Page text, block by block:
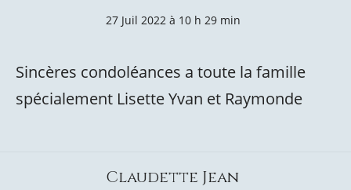
27 Juil 2022 à 10 h 29 min
Sincères condoléances a toute la famille
spécialement Lisette Yvan et Raymonde
Claudette Jean